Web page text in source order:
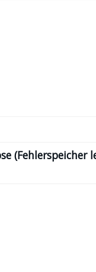
(Fehlerspeicher